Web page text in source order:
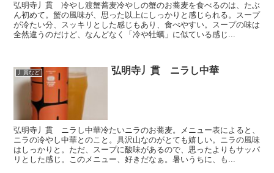
弘明寺丿貫 冷やし渡蟹蕎麦冷やしの蟹のお蕎麦を食べるのは、たぶ
ん初めて。蟹の風味が、思った以上にしっかりと感じられる。スープ
が冷たい分、スッキリとした感じもあり、食べやすい。スープの味は
全然違うのだけど、なんどなく「冷や牡蠣」に似ている感じ...
丿貫など 弘明寺丿貫 ニラし中華
弘明寺丿貫 ニラし中華冷たいニラのお蕎麦。メニュー表によると、
ニラの冷やし中華とのこと。具沢山なのがとても嬉しい。ニラの風味
はしっかりと。ただ、スープに酸味があるので、思ったよりもサッパ
リとした感じ。このメニュー、好きだなぁ。暑いうちに、も...